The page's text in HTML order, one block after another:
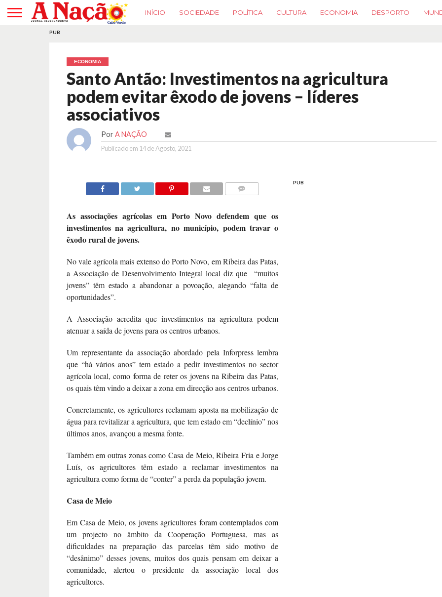
INÍCIO SOCIEDADE POLÍTICA CULTURA ECONOMIA DESPORTO
PUB
ECONOMIA
Santo Antão: Investimentos na agricultura
podem evitar êxodo de jovens – líderes
associativos
Por A NAÇÃO
Publicado em 14 de Agosto, 2021
As associações agrícolas em Porto Novo defendem que os
investimentos na agricultura, no município, podem travar o
êxodo rural de jovens.
No vale agrícola mais extenso do Porto Novo, em Ribeira das Patas,
a Associação de Desenvolvimento Integral local diz que “muitos
jovens” têm estado a abandonar a povoação, alegando “falta de
oportunidades”.
A Associação acredita que investimentos na agricultura podem
atenuar a saída de jovens para os centros urbanos.
Um representante da associação abordado pela Inforpress lembra
que “há vários anos” tem estado a pedir investimentos no sector
agrícola local, como forma de reter os jovens na Ribeira das Patas,
os quais têm vindo a deixar a zona em direcção aos centros urbanos.
Concretamente, os agricultores reclamam aposta na mobilização de
água para revitalizar a agricultura, que tem estado em “declínio” nos
últimos anos, avançou a mesma fonte.
Também em outras zonas como Casa de Meio, Ribeira Fria e Jorge
Luís, os agricultores têm estado a reclamar investimentos na
agricultura como forma de “conter” a perda da população jovem.
Casa de Meio
Em Casa de Meio, os jovens agricultores foram contemplados com
um projecto no âmbito da Cooperação Portuguesa, mas as
dificuldades na preparação das parcelas têm sido motivo de
“desânimo” desses jovens, muitos dos quais pensam em deixar a
comunidade, alertou o presidente da associação local dos
agricultores.
PUB